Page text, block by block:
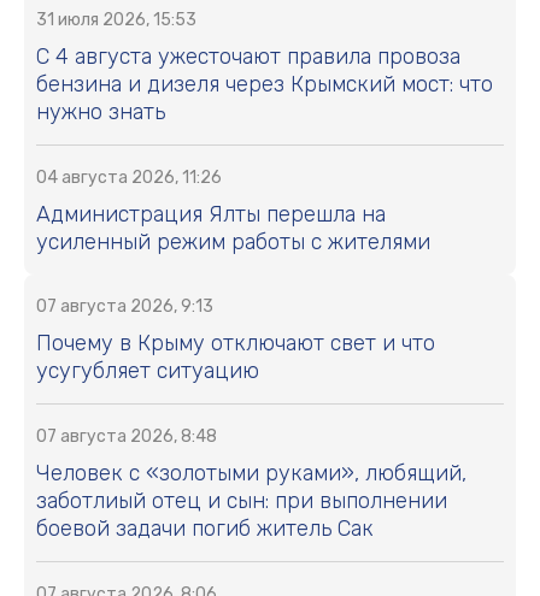
31 июля 2026, 15:53
С 4 августа ужесточают правила провоза
бензина и дизеля через Крымский мост: что
нужно знать
04 августа 2026, 11:26
Администрация Ялты перешла на
усиленный режим работы с жителями
07 августа 2026, 9:13
Почему в Крыму отключают свет и что
усугубляет ситуацию
07 августа 2026, 8:48
Человек с «золотыми руками», любящий,
заботлиый отец и сын: при выполнении
боевой задачи погиб житель Сак